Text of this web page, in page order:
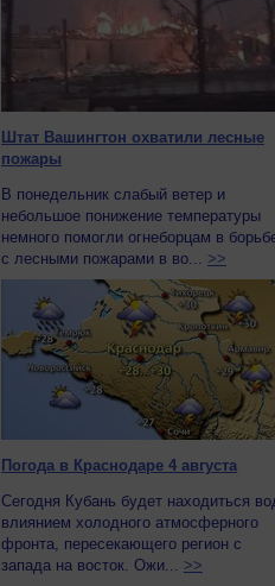
Штат Вашингтон охватили лесные
пожары
В понедельник слабый ветер и
небольшое понижение температуры
немного помогли огнеборцам в
с лесными пожарами в во... >>
Погода в Краснодаре 4 августа
Сегодня Кубань будет находиться
влиянием холодного атмосферного
фронта, пересекающего регион с
запада на восток. Ожи... >>